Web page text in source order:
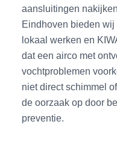
aansluitingen
Eindhoven bieden
lokaal werken en
dat een airco met
vochtproblemen
niet direct schimmel
de oorzaak op door
preventie.